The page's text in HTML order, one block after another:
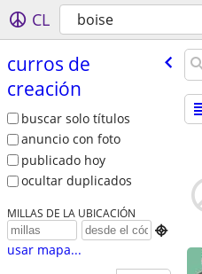
CL boise
curros de
creación
buscar solo títulos
anuncio con foto
publicado hoy
ocultar duplicados
MILLAS DE LA UBICACIÓN

usar mapa...